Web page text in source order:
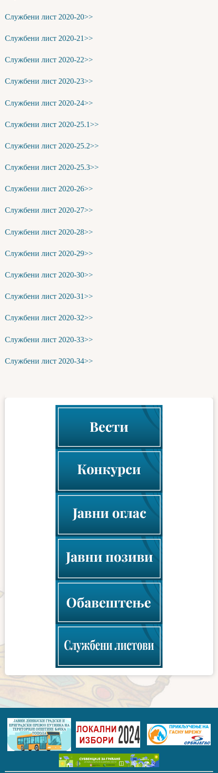
Службени лист 2020-20>>
Службени лист 2020-21>>
Службени лист 2020-22>>
Службени лист 2020-23>>
Службени лист 2020-24>>
Службени лист 2020-25.1>>
Службени лист 2020-25.2>>
Службени лист 2020-25.3>>
Службени лист 2020-26>>
Службени лист 2020-27>>
Службени лист 2020-28>>
Службени лист 2020-29>>
Службени лист 2020-30>>
Службени лист 2020-31>>
Службени лист 2020-32>>
Службени лист 2020-33>>
Службени лист 2020-34>>